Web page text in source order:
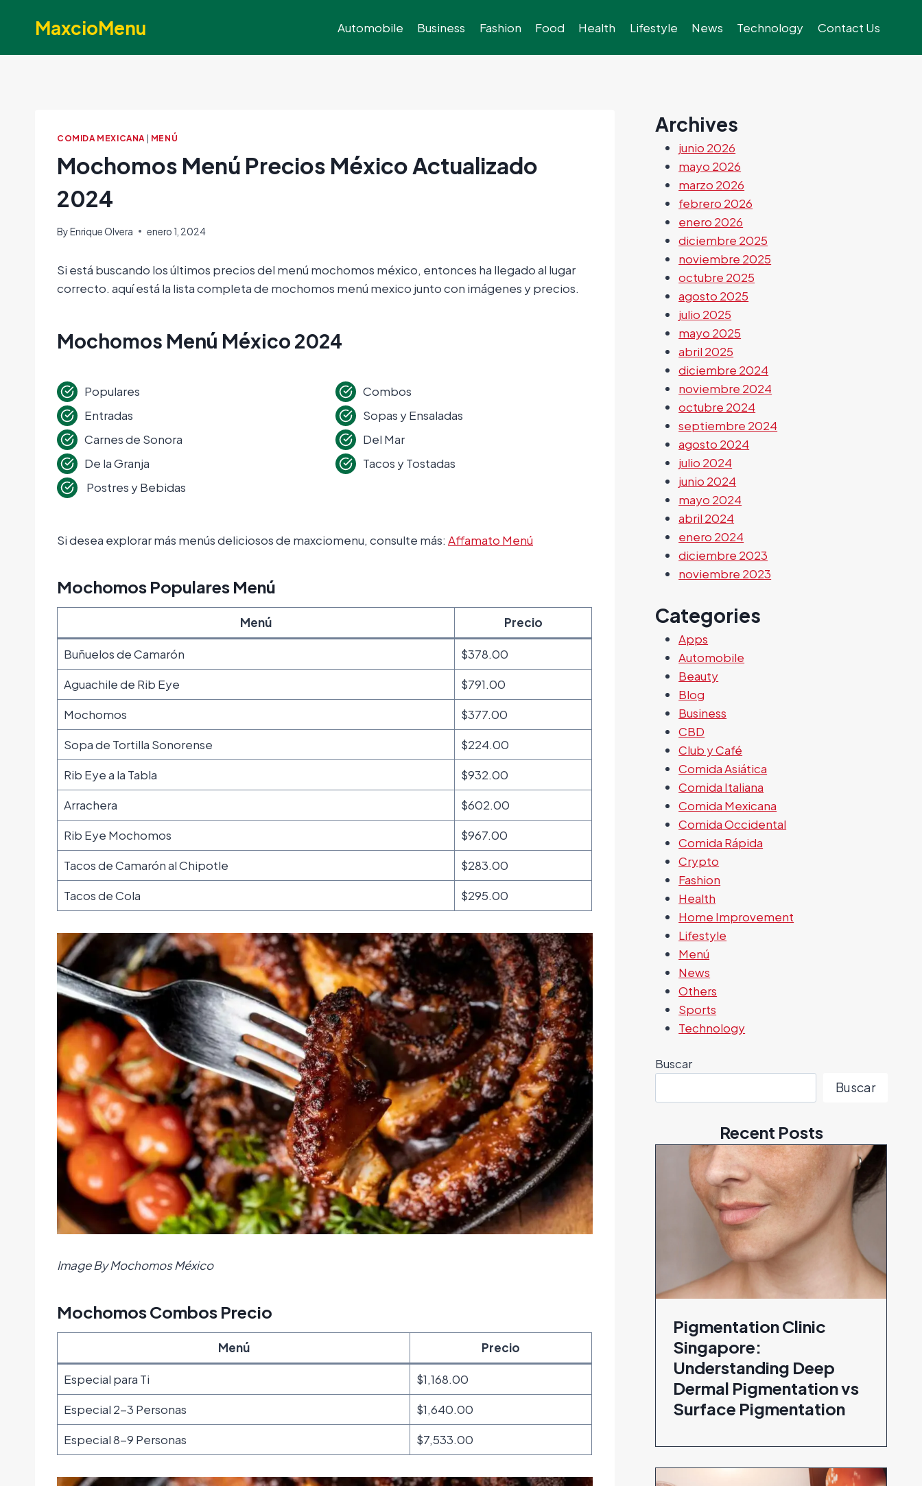
MaxcioMenu Automobile Business Fashion Food Health Lifestyle News Technology Contact Us
COMIDA MEXICANA| MENÚ
Mochomos Menú Precios México Actualizado
2024
ByEnrique Olvera enero 1, 2024
Si está buscando los últimos precios del menú mochomos méxico, entonces ha llegado al lugar
correcto. aquí está la lista completa de mochomos menú mexico junto con imágenes y precios.
Mochomos Menú México 2024
Populares
Entradas
Carnes de Sonora
De la Granja
Postres y Bebidas
Combos
Sopas y Ensaladas
Del Mar
Tacos y Tostadas
Si desea explorar más menús deliciosos de maxciomenu, consulte más: Affamato Menú
Mochomos Populares Menú
Menú Precio
Buñuelos de Camarón
$378.00
Aguachile de Rib Eye
$791.00
Mochomos
$377.00
Sopa de Tortilla Sonorense
$224.00
Rib Eye a la Tabla
$932.00
Arrachera
$602.00
Rib Eye Mochomos
$967.00
Tacos de Camarón al Chipotle
$283.00
Tacos de Cola
$295.00
Image By Mochomos México
Mochomos Combos Precio
Menú Precio
Especial para Ti
$1,168.00
Especial 2-3 Personas
$1,640.00
Especial 8-9 Personas
$7,533.00
Archives
junio 2026
mayo 2026
marzo 2026
febrero 2026
enero 2026
diciembre 2025
noviembre 2025
octubre 2025
agosto 2025
julio 2025
mayo 2025
abril 2025
diciembre 2024
noviembre 2024
octubre 2024
septiembre 2024
agosto 2024
julio 2024
junio 2024
mayo 2024
abril 2024
enero 2024
diciembre 2023
noviembre 2023
Categories
Apps
Automobile
Beauty
Blog
Business
CBD
Club y Café
Comida Asiática
Comida Italiana
Comida Mexicana
Comida Occidental
Comida Rápida
Crypto
Fashion
Health
Home Improvement
Lifestyle
Menú
News
Others
Sports
Technology
Buscar
Buscar
Recent Posts
Pigmentation Clinic
Singapore:
Understanding Deep
Dermal Pigmentation vs
Surface Pigmentation